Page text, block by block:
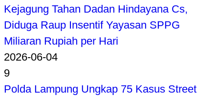
Kejagung Tahan Dadan Hindayana Cs,
Diduga Raup Insentif Yayasan SPPG
Miliaran Rupiah per Hari
2026-06-04
9
Polda Lampung Ungkap 75 Kasus Street